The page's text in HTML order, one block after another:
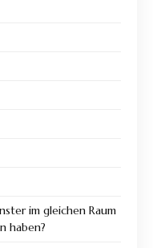
im gleichen Raum
haben?